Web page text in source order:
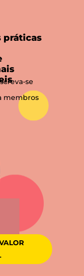
práticas
se
membros